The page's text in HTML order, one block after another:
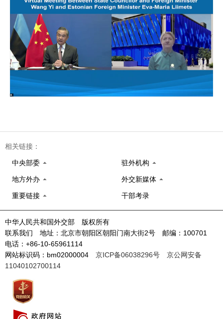
相关链接：
中央部委 驻外机构
地方外办 外交新媒体
重要链接 干部考录
中华人民共和国外交部 版权所有
联系我们 地址：北京市朝阳区朝阳门南大街2号 邮编：100701
电话：+86-10-65961114
网站标识码：bm02000004 京ICP备06038296号
京公网安备
11040102700114